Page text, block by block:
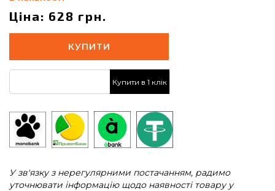
Ціна: 628 грн.
КУПИТИ
Купити в 1 клік
У зв'язку з нерегулярними постачанням, радимо
уточнювати інформацію щодо наявності товару у